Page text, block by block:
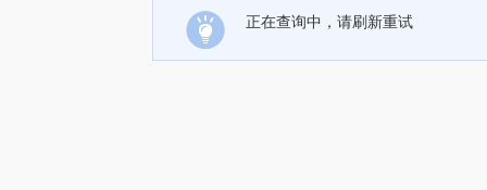
正在查询中，请刷新重试